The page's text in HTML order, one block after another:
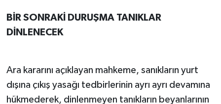
BİR SONRAKİ DURUŞMA TANIKLAR
DİNLENECEK
Ara kararını açıklayan mahkeme, sanıkların yurt
dışına çıkış yasağı tedbirlerinin ayrı ayrı devamına
hükmederek, dinlenmeyen tanıkların beyanlarının